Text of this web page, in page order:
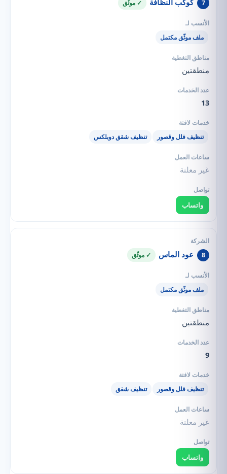
7 كوكب النظافة ✓ موثّق
ملف موثّق مكتمل
منطقتين
13
تنظيف فلل وقصور تنظيف شقق دوبلكس
غير معلنة
واتساب
8 عود الماس ✓ موثّق
ملف موثّق مكتمل
منطقتين
9
تنظيف فلل وقصور تنظيف شقق
غير معلنة
واتساب